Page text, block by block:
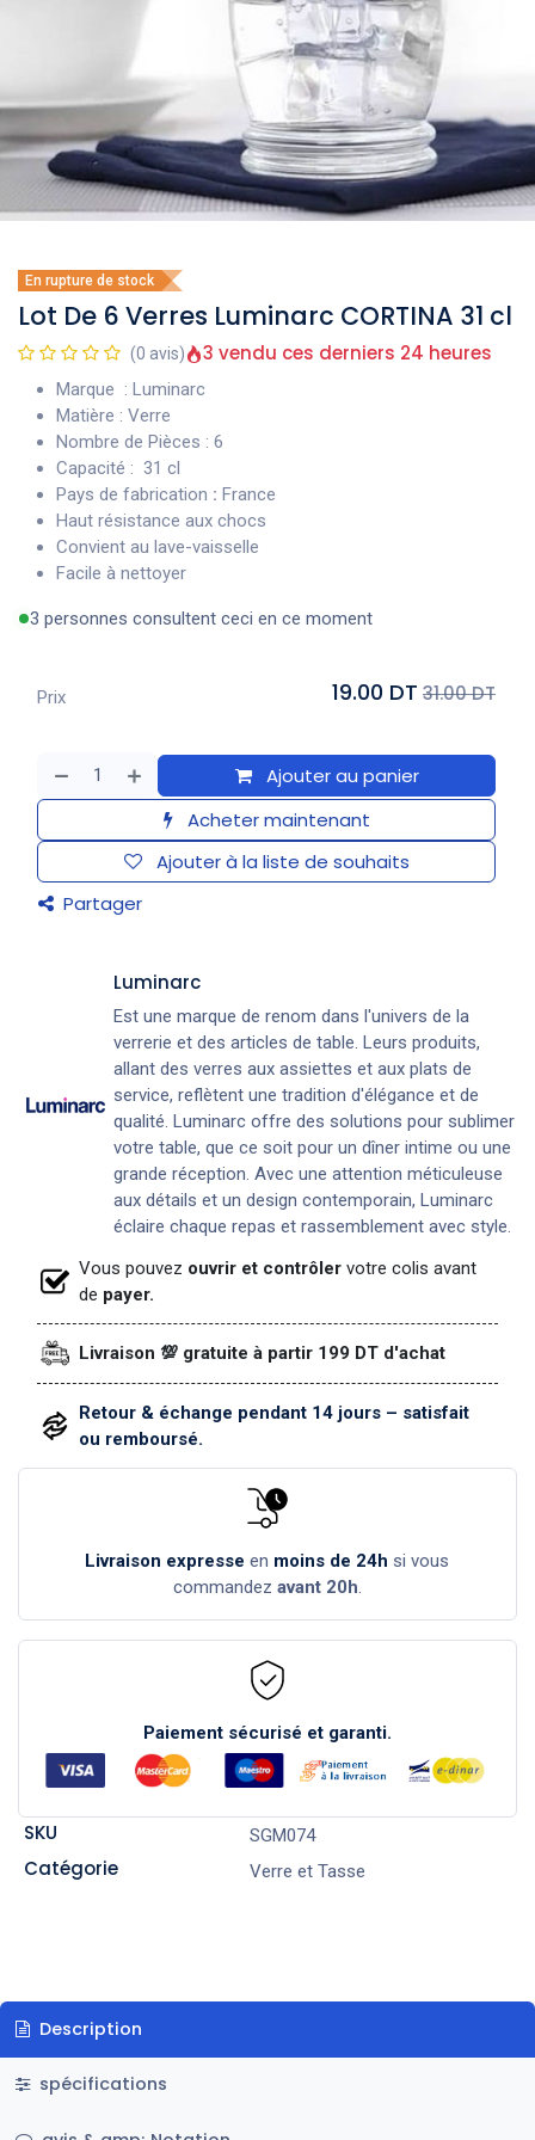
En rupture de stock
Lot De 6 Verres Luminarc CORTINA 31 cl
(0 avis) 3 vendu ces derniers 24 heures
Marque : Luminarc
Matière : Verre
Nombre de Pièces : 6
Capacité : 31 cl
Pays de fabrication : France
Haut résistance aux chocs
Convient au lave-vaisselle
Facile à nettoyer
3 personnes consultent ceci en ce moment
Ajouter au panier
Acheter maintenant
Ajouter à la liste de souhaits
Partager
Prix 19.00 DT 31.00 DT
Luminarc
Est une marque de renom dans l'univers de la
verrerie et des articles de table. Leurs produits,
allant des verres aux assiettes et aux plats de
service, reflètent une tradition d'élégance et de
qualité. Luminarc offre des solutions pour sublimer
votre table, que ce soit pour un dîner intime ou une
grande réception. Avec une attention méticuleuse
aux détails et un design contemporain, Luminarc
éclaire chaque repas et rassemblement avec style.
Vous pouvez ouvrir et contrôler votre colis avant
de payer.
Livraison 💯 gratuite à partir 199 DT d'achat
Retour & échange pendant 14 jours – satisfait
ou remboursé.
Livraison expresse en moins de 24h si vous
commandez avant 20h.
Paiement sécurisé et garanti.
SKU SGM074
Catégorie Verre et Tasse
Description
spécifications